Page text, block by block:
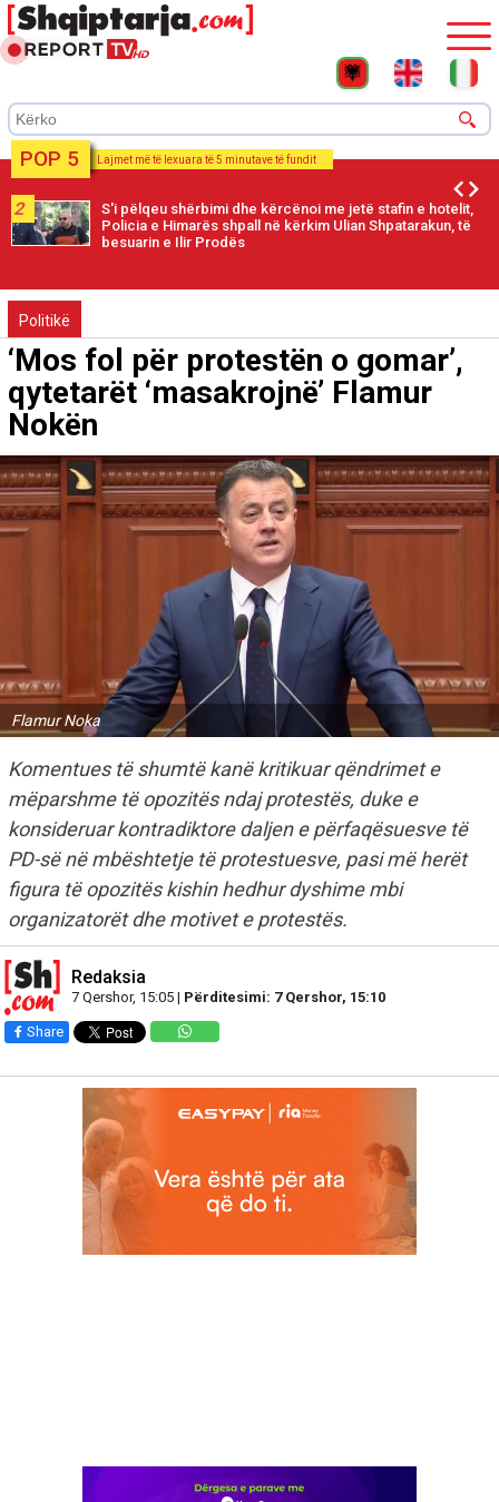
POP 5 Lajmet më të lexuara të 5 minutave të fundit
2
S'i pëlqeu shërbimi dhe kërcënoi me jetë stafin e hotelit,
Policia e Himarës shpall në kërkim Ulian Shpatarakun, të
besuarin e Ilir Prodës
Politikë
‘Mos fol për protestën o gomar’,
qytetarët ‘masakrojnë’ Flamur
Nokën
Flamur Noka
Komentues të shumtë kanë kritikuar qëndrimet e
mëparshme të opozitës ndaj protestës, duke e
konsideruar kontradiktore daljen e përfaqësuesve të
PD-së në mbështetje të protestuesve, pasi më herët
figura të opozitës kishin hedhur dyshime mbi
organizatorët dhe motivet e protestës.
Redaksia
7 Qershor, 15:05 | Përditesimi: 7 Qershor, 15:10
Share